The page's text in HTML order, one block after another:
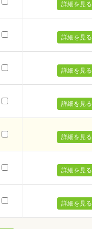
詳細を見る
詳細を見る
詳細を見る
詳細を見る
詳細を見る
詳細を見る
詳細を見る